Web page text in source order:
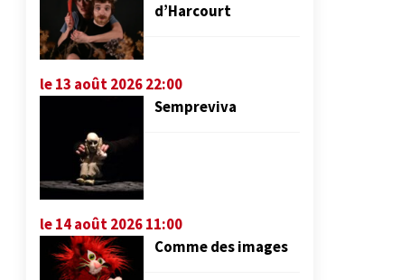
d’Harcourt
le 13 août 2026 22:00
Sempreviva
le 14 août 2026 11:00
Comme des images